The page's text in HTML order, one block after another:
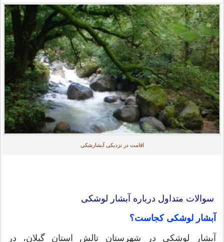
اقامت در نزدیکی آبشارشکی
سوالات متداول درباره آبشار لوشکی
آبشار لوشکی کجاست؟
آبشار لوشکی در شهرستان تالش استان گیلان، در